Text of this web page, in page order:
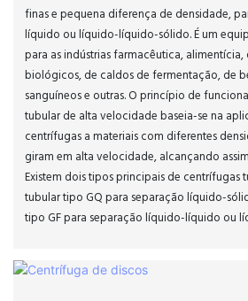
finas e pequena diferença de densidade,
líquido ou líquido-líquido-sólido. É um
para as indústrias farmacêutica,
biológicos, de caldos de fermentação, de
sanguíneos e outras. O princípio de
tubular de alta velocidade baseia-se na
centrífugas a materiais com diferentes
giram em alta velocidade, alcançando
Existem dois tipos principais de centrífugas
tubular tipo GQ para separação líquido-
tipo GF para separação líquido-líquido ou